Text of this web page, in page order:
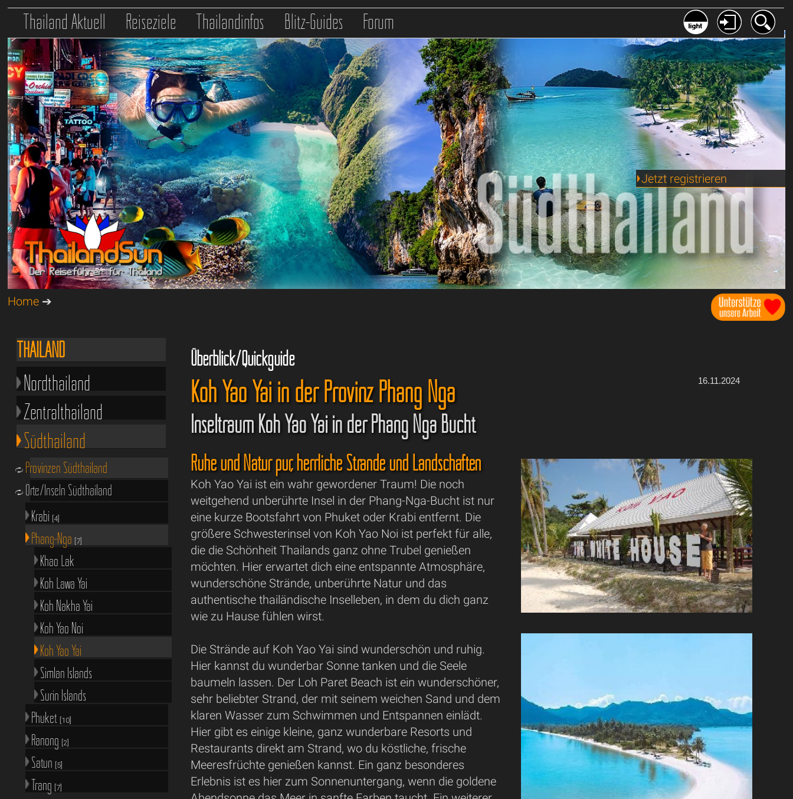
Thailand Aktuell Reiseziele Thailandinfos Blitz-Guides Forum
Jetzt registrieren
Home ➔
Überblick/Quickguide
16.11.2024
Koh Yao Yai in der Provinz Phang Nga
Inseltraum Koh Yao Yai in der Phang Nga Bucht
Ruhe und Natur pur, herrliche Strände und Landschaften
Koh Yao Yai ist ein wahr gewordener Traum! Die noch
weitgehend unberührte Insel in der Phang-Nga-Bucht ist nur
eine kurze Bootsfahrt von Phuket oder Krabi entfernt. Die
größere Schwesterinsel von Koh Yao Noi ist perfekt für alle,
die die Schönheit Thailands ganz ohne Trubel genießen
möchten. Hier erwartet dich eine entspannte Atmosphäre,
wunderschöne Strände, unberührte Natur und das
authentische thailändische Inselleben, in dem du dich ganz
wie zu Hause fühlen wirst.
Die Strände auf Koh Yao Yai sind wunderschön und ruhig.
Hier kannst du wunderbar Sonne tanken und die Seele
baumeln lassen. Der Loh Paret Beach ist ein wunderschöner,
sehr beliebter Strand, der mit seinem weichen Sand und dem
klaren Wasser zum Schwimmen und Entspannen einlädt.
Hier gibt es einige kleine, ganz wunderbare Resorts und
Restaurants direkt am Strand, wo du köstliche, frische
Meeresfrüchte genießen kannst. Ein ganz besonderes
Erlebnis ist es hier zum Sonnenuntergang, wenn die goldene
THAILAND
Nordthailand
Zentralthailand
Südthailand
Provinzen Südthailand
Orte/Inseln Südthailand
Krabi [4]
Phang-Nga [7]
Khao Lak
Koh Lawa Yai
Koh Nakha Yai
Koh Yao Noi
Koh Yao Yai
Simlan Islands
Surin Islands
Phuket [10]
Ranong [2]
Satun [5]
Trang [7]